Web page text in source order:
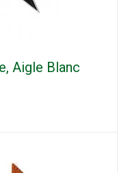
Aigle Blanc